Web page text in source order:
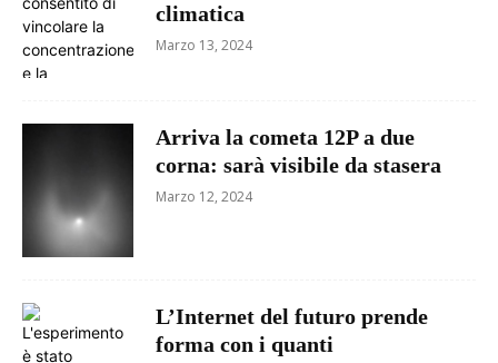
climatica
Marzo 13, 2024
Arriva la cometa 12P a due
corna: sarà visibile da stasera
Marzo 12, 2024
L’Internet del futuro prende
forma con i quanti